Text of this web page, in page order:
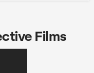
Films